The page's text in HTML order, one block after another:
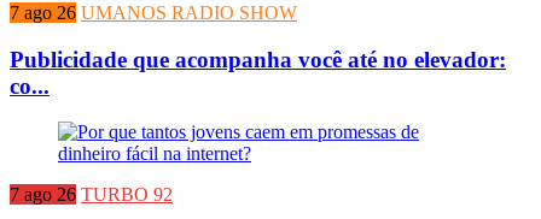
7 ago 26 UMANOS RADIO SHOW
Publicidade que acompanha você até no elevador:
co...
7 ago 26 TURBO 92